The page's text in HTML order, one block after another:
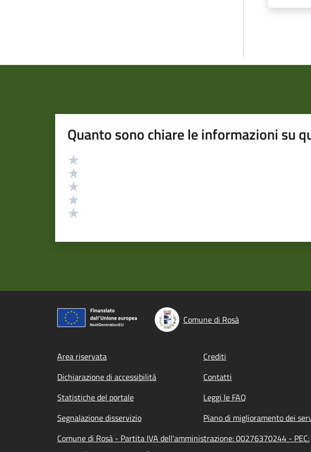
Quanto sono chiare le informazioni su
Valutazione
Comune di Rosà
Footer menu
Area riservata Crediti
Dichiarazione di accessibilità
Contatti
Statistiche del portale
Leggi le FAQ
Segnalazione disservizio
Piano di miglioramento dei
Comune di Rosà - Partita IVA dell'amministrazione: 00276370244 - PEC: